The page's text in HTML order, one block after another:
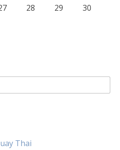
28 29
30
Thai